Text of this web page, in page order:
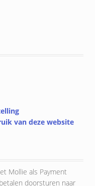
van deze website
Mollie als Payment
doorsturen naar